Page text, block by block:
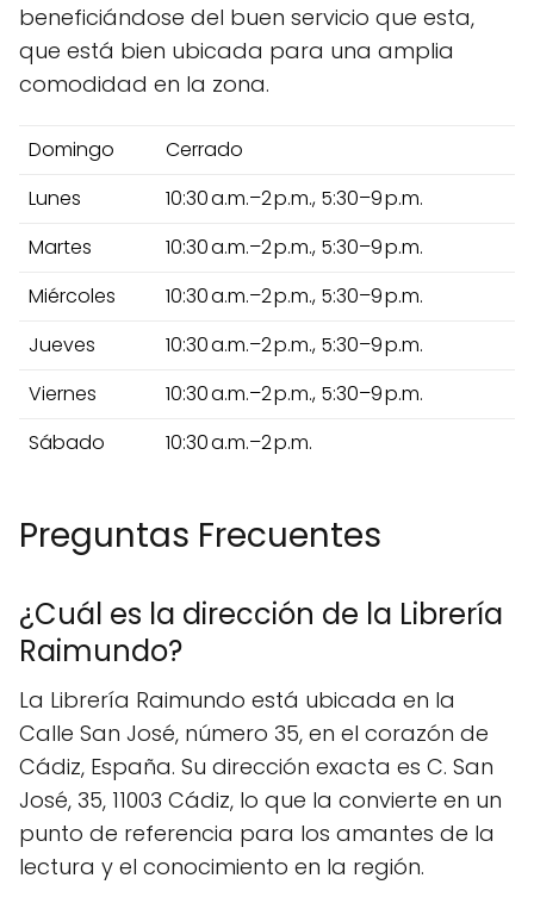
beneficiándose del buen servicio que esta,
que está bien ubicada para una amplia
comodidad en la zona.
Domingo
Cerrado
Lunes
10:30 a.m.–2 p.m., 5:30–9 p.m.
Martes
10:30 a.m.–2 p.m., 5:30–9 p.m.
Miércoles
10:30 a.m.–2 p.m., 5:30–9 p.m.
Jueves
10:30 a.m.–2 p.m., 5:30–9 p.m.
Viernes
10:30 a.m.–2 p.m., 5:30–9 p.m.
Sábado
10:30 a.m.–2 p.m.
Preguntas Frecuentes
¿Cuál es la dirección de la Librería
Raimundo?
La Librería Raimundo está ubicada en la
Calle San José, número 35, en el corazón de
Cádiz, España. Su dirección exacta es C. San
José, 35, 11003 Cádiz, lo que la convierte en un
punto de referencia para los amantes de la
lectura y el conocimiento en la región.